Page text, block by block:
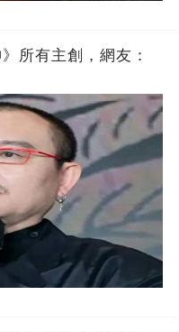
所有主創，網友：